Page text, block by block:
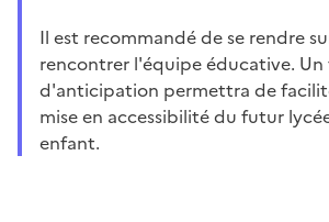
Il est recommandé de se rendre
rencontrer l'équipe éducative. Un
d'anticipation permettra de
mise en accessibilité du futur
enfant.